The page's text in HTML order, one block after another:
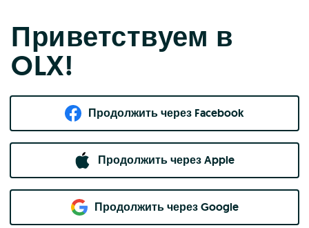
Приветствуем в
OLX!
Продолжить через Facebook
Продолжить через Apple
Продолжить через Google